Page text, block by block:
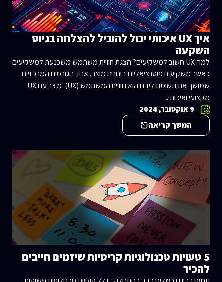
איך UX איכותי יכול להוביל להצלחה בגיוס
השקעה
למה UX חשוב למשקיעים? הצגת חוויית משתמש משכנעת למשקיעים
כאשר משקיעים פוטנציאליים בוחנים מוצר, אחד הגורמים המרכזיים
שמושך את תשומת ליבם הוא חוויית המשתמש (UX). מוצר עם UX
מקצועי ואיכותי...
9 אוקטובר, 2024
המשך קריאה
5 טעויות טכנולוגיות קריטיות שיזמים חייבים
להכיר